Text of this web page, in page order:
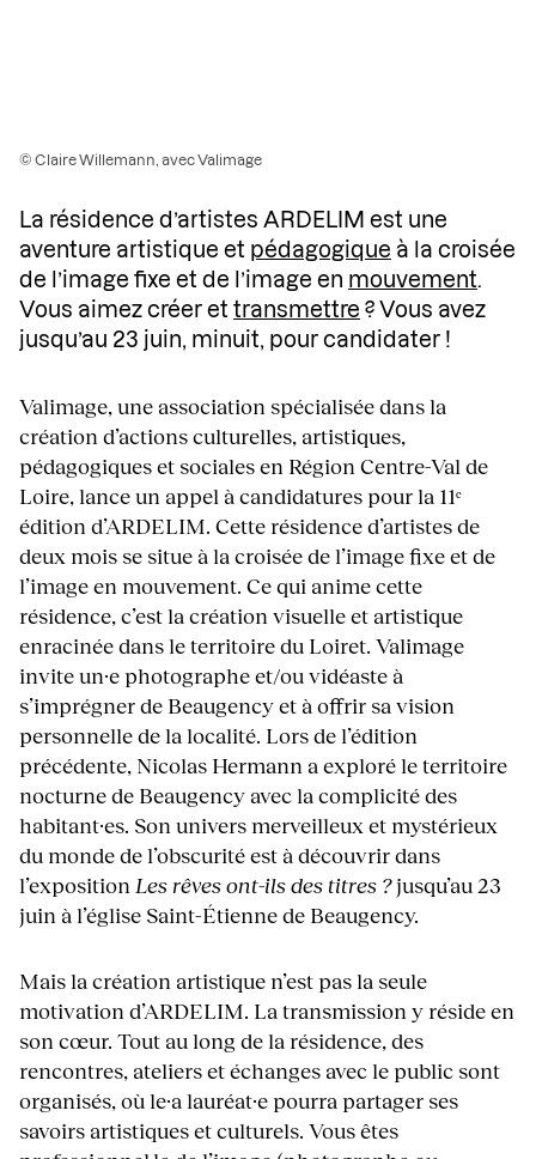
© Claire Willemann, avec Valimage
La résidence d’artistes ARDELIM est une
aventure artistique et pédagogique à la croisée
de l’image fixe et de l’image en mouvement.
Vous aimez créer et transmettre ? Vous avez
jusqu’au 23 juin, minuit, pour candidater !
Valimage, une association spécialisée dans la
création d’actions culturelles, artistiques,
pédagogiques et sociales en Région Centre-Val de
Loire, lance un appel à candidatures pour la 11ᵉ
édition d’ARDELIM. Cette résidence d’artistes de
deux mois se situe à la croisée de l’image fixe et de
l’image en mouvement. Ce qui anime cette
résidence, c’est la création visuelle et artistique
enracinée dans le territoire du Loiret. Valimage
invite un·e photographe et/ou vidéaste à
s’imprégner de Beaugency et à offrir sa vision
personnelle de la localité. Lors de l’édition
précédente, Nicolas Hermann a exploré le territoire
nocturne de Beaugency avec la complicité des
habitant·es. Son univers merveilleux et mystérieux
du monde de l’obscurité est à découvrir dans
l’exposition Les rêves ont-ils des titres ?jusqu’au 23
juin à l’église Saint-Étienne de Beaugency.
Mais la création artistique n’est pas la seule
motivation d’ARDELIM. La transmission y réside en
son cœur. Tout au long de la résidence, des
rencontres, ateliers et échanges avec le public sont
organisés, où le·a lauréat·e pourra partager ses
savoirs artistiques et culturels. Vous êtes